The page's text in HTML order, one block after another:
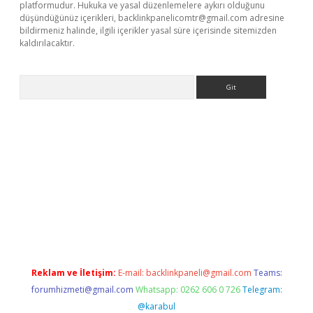
platformudur. Hukuka ve yasal düzenlemelere aykırı olduğunu
düşündüğünüz içerikleri, backlinkpanelicomtr@gmail.com adresine
bildirmeniz halinde, ilgili içerikler yasal süre içerisinde sitemizden
kaldırılacaktır.
Reklam ve İletişim: E-mail: backlinkpaneli@gmail.com Teams:
forumhizmeti@gmail.com Whatsapp: 0262 606 0 726 Telegram:
@karabul